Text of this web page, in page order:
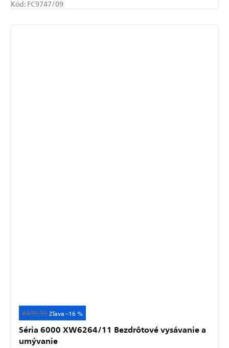
Kód: FC9747/09
Akcia
€499,99 –16 %
Séria 6000 XW6264/11 Bezdrôtové vysávanie a
umývanie